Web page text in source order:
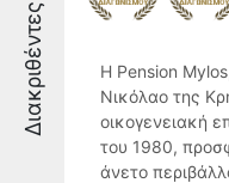
Διακριθέντες
Η Pension
Νικόλαο της
οικογενειακή
του 1980,
άνετο